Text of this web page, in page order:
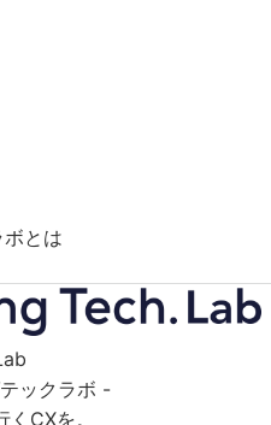
とは
ックラボ -
CXを。